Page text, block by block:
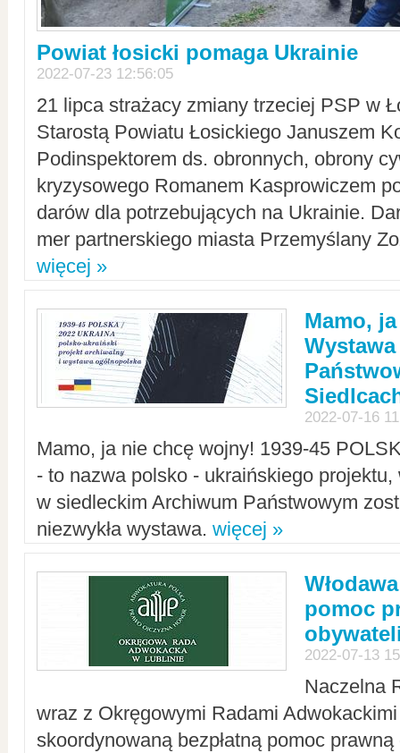
Powiat łosicki pomaga Ukrainie
2022-07-23 12:56:05
21 lipca strażacy zmiany trzeciej PSP w
Starostą Powiatu Łosickiego Januszem
Podinspektorem ds. obronnych, obrony
kryzysowego Romanem Kasprowiczem
darów dla potrzebujących na Ukrainie.
mer partnerskiego miasta Przemyślany
więcej »
Mamo,
2022-07-16
Mamo, ja nie chcę wojny! 1939-45
- to nazwa polsko - ukraińskiego
w siedleckim Archiwum Państwowym
niezwykła wystawa. więcej »
pomoc
2022-07-13
Naczelna
wraz z Okręgowymi Radami Adwokackimi
skoordynowaną bezpłatną pomoc